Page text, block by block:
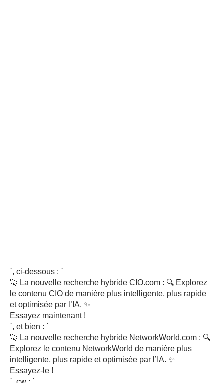
`, ci-dessous : `
🚀 La nouvelle recherche hybride CIO.com : 🔍 Explorez
le contenu CIO de manière plus intelligente, plus rapide
et optimisée par l’IA. ✨
Essayez maintenant !
`, et bien : `
🚀 La nouvelle recherche hybride NetworkWorld.com : 🔍
Explorez le contenu NetworkWorld de manière plus
intelligente, plus rapide et optimisée par l’IA. ✨
Essayez-le !